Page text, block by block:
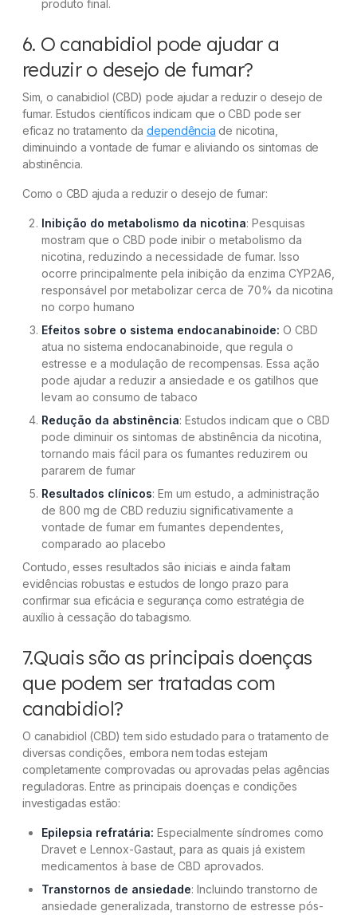
produto final.
6. O canabidiol pode ajudar a
reduzir o desejo de fumar?
Sim, o canabidiol (CBD) pode ajudar a reduzir o desejo de
fumar. Estudos científicos indicam que o CBD pode ser
eficaz no tratamento da dependência de nicotina,
diminuindo a vontade de fumar e aliviando os sintomas de
abstinência.
Como o CBD ajuda a reduzir o desejo de fumar:
Inibição do metabolismo da nicotina: Pesquisas
mostram que o CBD pode inibir o metabolismo da
nicotina, reduzindo a necessidade de fumar. Isso
ocorre principalmente pela inibição da enzima CYP2A6,
responsável por metabolizar cerca de 70% da nicotina
no corpo humano
Efeitos sobre o sistema endocanabinoide: O CBD
atua no sistema endocanabinoide, que regula o
estresse e a modulação de recompensas. Essa ação
pode ajudar a reduzir a ansiedade e os gatilhos que
levam ao consumo de tabaco
Redução da abstinência: Estudos indicam que o CBD
pode diminuir os sintomas de abstinência da nicotina,
tornando mais fácil para os fumantes reduzirem ou
pararem de fumar
Resultados clínicos: Em um estudo, a administração
de 800 mg de CBD reduziu significativamente a
vontade de fumar em fumantes dependentes,
comparado ao placebo
Contudo, esses resultados são iniciais e ainda faltam
evidências robustas e estudos de longo prazo para
confirmar sua eficácia e segurança como estratégia de
auxílio à cessação do tabagismo.
7.Quais são as principais doenças
que podem ser tratadas com
canabidiol?
O canabidiol (CBD) tem sido estudado para o tratamento de
diversas condições, embora nem todas estejam
completamente comprovadas ou aprovadas pelas agências
reguladoras. Entre as principais doenças e condições
investigadas estão:
Epilepsia refratária: Especialmente síndromes como
Dravet e Lennox-Gastaut, para as quais já existem
medicamentos à base de CBD aprovados.
Transtornos de ansiedade: Incluindo transtorno de
ansiedade generalizada, transtorno de estresse pós-